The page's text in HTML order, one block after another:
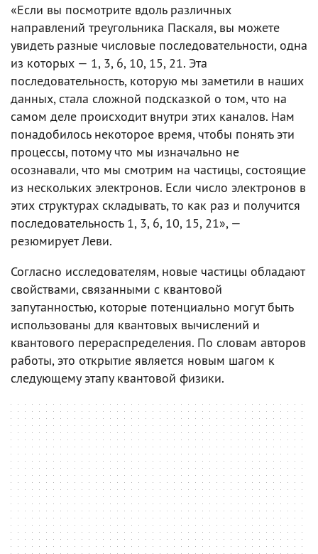
«Если вы посмотрите вдоль различных
направлений треугольника Паскаля, вы можете
увидеть разные числовые последовательности, одна
из которых — 1, 3, 6, 10, 15, 21. Эта
последовательность, которую мы заметили в наших
данных, стала сложной подсказкой о том, что на
самом деле происходит внутри этих каналов. Нам
понадобилось некоторое время, чтобы понять эти
процессы, потому что мы изначально не
осознавали, что мы смотрим на частицы, состоящие
из нескольких электронов. Если число электронов в
этих структурах складывать, то как раз и получится
последовательность 1, 3, 6, 10, 15, 21», —
резюмирует Леви.
Согласно исследователям, новые частицы обладают
свойствами, связанными с квантовой
запутанностью, которые потенциально могут быть
использованы для квантовых вычислений и
квантового перераспределения. По словам авторов
работы, это открытие является новым шагом к
следующему этапу квантовой физики.